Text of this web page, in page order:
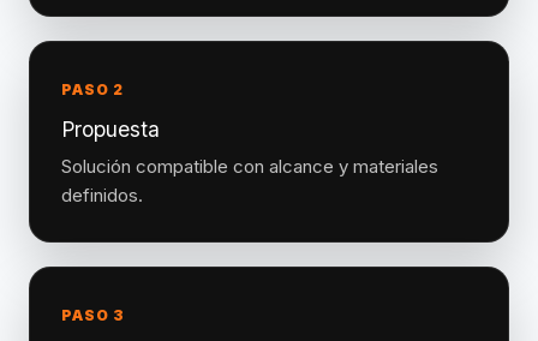
PASO 2
Propuesta
Solución compatible con alcance y materiales
definidos.
PASO 3